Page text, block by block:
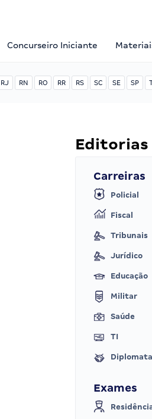
Concurseiro Iniciante
RJ RN RO RR RS SC SE SP
Editorias
Carreiras
Policial
Fiscal
Tribunais
Jurídico
Educação
Militar
Saúde
TI
Diplomata
Exames